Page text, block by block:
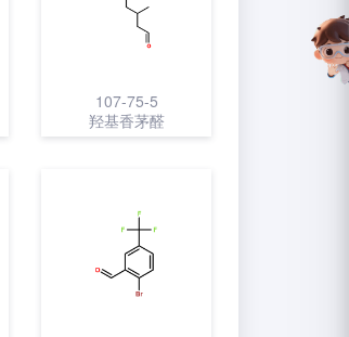
107-75-5
羟基香茅醛